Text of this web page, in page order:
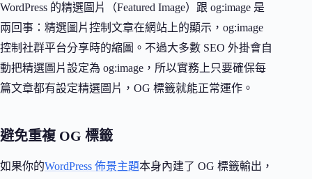
WordPress 的精選圖片（Featured Image）跟 og:image 是
兩回事：精選圖片控制文章在網站上的顯示，og:image
控制社群平台分享時的縮圖。不過大多數 SEO 外掛會自
動把精選圖片設定為 og:image，所以實務上只要確保每
篇文章都有設定精選圖片，OG 標籤就能正常運作。
避免重複 OG 標籤
如果你的WordPress 佈景主題本身內建了 OG 標籤輸出，